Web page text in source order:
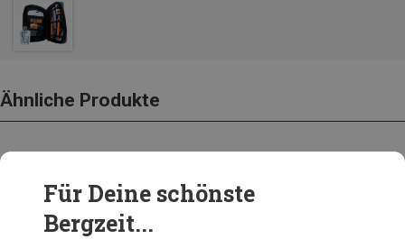
Ähnliche Produkte
Andere Kunden kauften auch
Für Deine schönste
Bergzeit...